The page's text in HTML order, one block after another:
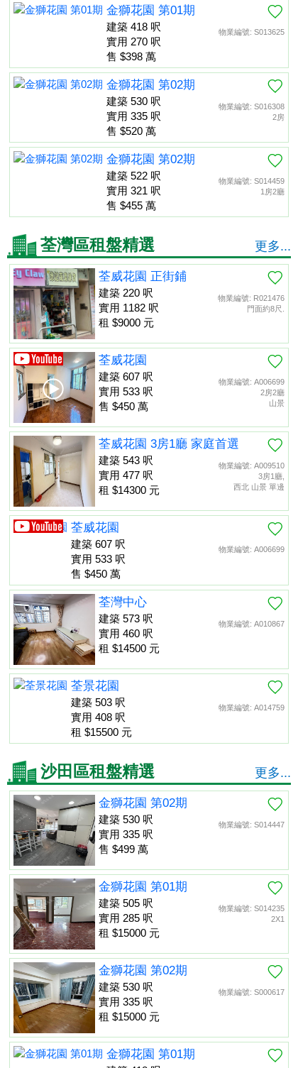
物業編號: S013625
金獅花園 第01期
建築 418 呎
實用 270 呎
售 $398 萬
物業編號: S016308
2房
金獅花園 第02期
建築 530 呎
實用 335 呎
售 $520 萬
物業編號: S014459
1房2廳
金獅花園 第02期
建築 522 呎
實用 321 呎
售 $455 萬
荃灣區租盤精選 更多...
物業編號: R021476
門面約8尺.
荃威花園 正街鋪
建築 220 呎
實用 1182 呎
租 $9000 元
物業編號: A006699
2房2廳
山景
荃威花園
建築 607 呎
實用 533 呎
售 $450 萬
物業編號: A009510
3房1廳,
西北 山景 單邊
荃威花園 3房1廳 家庭首選
建築 543 呎
實用 477 呎
租 $14300 元
物業編號: A006699
荃威花園
建築 607 呎
實用 533 呎
售 $450 萬
物業編號: A010867
荃灣中心
建築 573 呎
實用 460 呎
租 $14500 元
物業編號: A014759
荃景花園
建築 503 呎
實用 408 呎
租 $15500 元
沙田區租盤精選 更多...
物業編號: S014447
金獅花園 第02期
建築 530 呎
實用 335 呎
售 $499 萬
物業編號: S014235
2X1
金獅花園 第01期
建築 505 呎
實用 285 呎
租 $15000 元
物業編號: S000617
金獅花園 第02期
建築 530 呎
實用 335 呎
租 $15000 元
金獅花園 第01期